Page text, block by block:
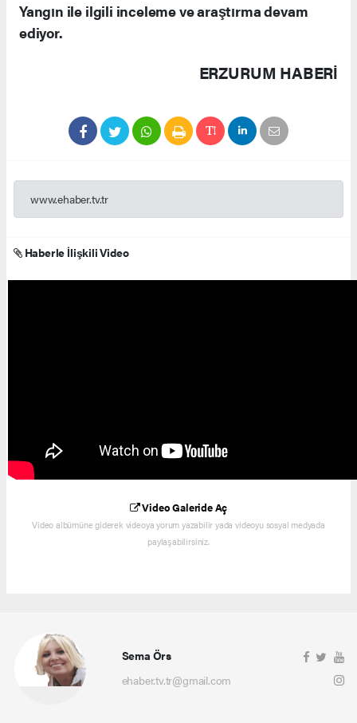
Yangın ile ilgili inceleme ve araştırma devam
ediyor.
ERZURUM HABERİ
www.ehaber.tv.tr
Haberle İlişkili Video
Video Galeride Aç
Video albümüne giderek videoya yorum yazabilir yada videoyu sosyal medyada
paylaşabilirsiniz.
Sema Örs
ehaber.tv.tr@gmail.com